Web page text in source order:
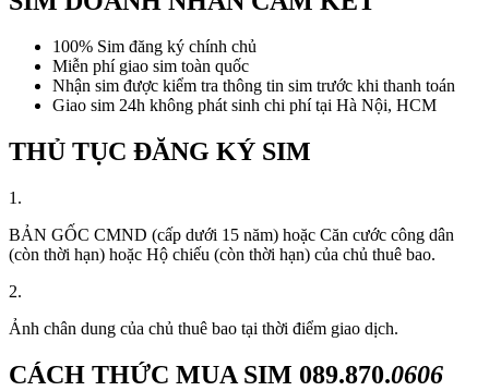
100% Sim đăng ký chính chủ
Miễn phí giao sim toàn quốc
Nhận sim được kiểm tra thông tin sim trước khi thanh toán
Giao sim 24h không phát sinh chi phí tại Hà Nội, HCM
THỦ TỤC ĐĂNG KÝ SIM
1.
BẢN GỐC CMND (cấp dưới 15 năm) hoặc Căn cước công dân
(còn thời hạn) hoặc Hộ chiếu (còn thời hạn) của chủ thuê bao.
2.
Ảnh chân dung của chủ thuê bao tại thời điểm giao dịch.
CÁCH THỨC MUA SIM 089.870.0606